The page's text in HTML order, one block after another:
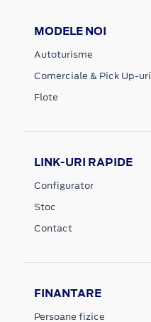
MODELE NOI
Autoturisme
Comerciale & Pick Up-uri
Flote
LINK-URI RAPIDE
Configurator
Stoc
Contact
FINANTARE
Persoane fizice